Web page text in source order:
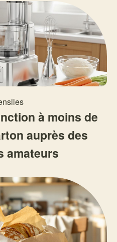
à moins de
auprès des
amateurs